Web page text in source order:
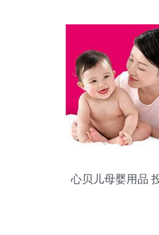
心贝儿母婴用品